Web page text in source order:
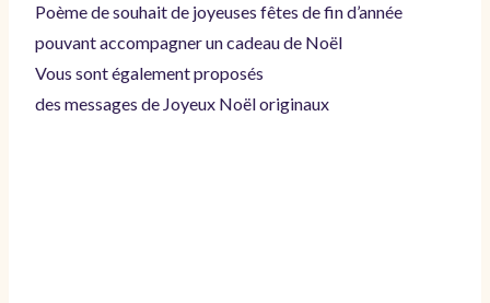
Poème de souhait de joyeuses fêtes de fin d’année
pouvant accompagner un cadeau de Noël
Vous sont également proposés
des messages de Joyeux Noël originaux